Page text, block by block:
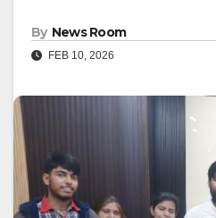
By News Room
FEB 10, 2026